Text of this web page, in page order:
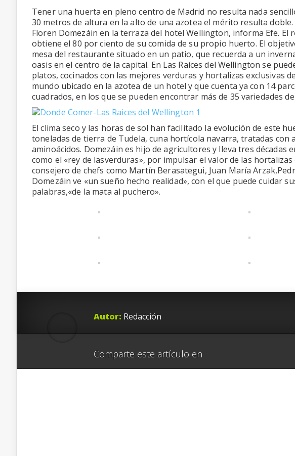
Tener una huerta en pleno centro de Madrid no resulta nada
30 metros de altura en la alto de una azotea el mérito resulta
Floren Domezáin en la terraza del hotel Wellington, informa Efe. El
obtiene el 80 por ciento de su comida de su propio huerto. El
mesa del restaurante situado en un patio, que recuerda a un
oasis en el centro de la capital. En Las Raíces del Wellington se
platos, cocinados con las mejores verduras y hortalizas exclusivas
mundo ubicado en la azotea de un hotel y que cuenta ya con 14
cuadrados, en los que se pueden encontrar más de 35 variedades
El clima seco y las horas de sol han facilitado la evolución de este
toneladas de tierra de Tudela, cuna hortícola navarra, tratadas con
aminoácidos. Domezáin es hijo de agricultores y lleva tres décadas
como el «rey de lasverduras», por impulsar el valor de las
consejero de chefs como Martín Berasategui, Juan María
Domezáin ve «un sueño hecho realidad», con el que puede cuidar
palabras,«de la mata al puchero».
Autor: Redacción
Comparte este artículo en